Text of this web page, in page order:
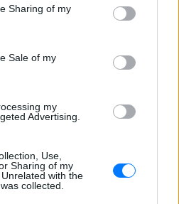
Sharing of my
Sale of my
my
Advertising.
Use,
Sharing of my
with the
collected.
στο
Google News
νέα, μπείτε στηνροή
και στο Instagram
ΔΙΑΦΗΜΙΣΗ